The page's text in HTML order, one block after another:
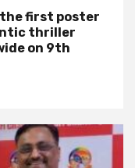
the first poster
thriller
on 9th